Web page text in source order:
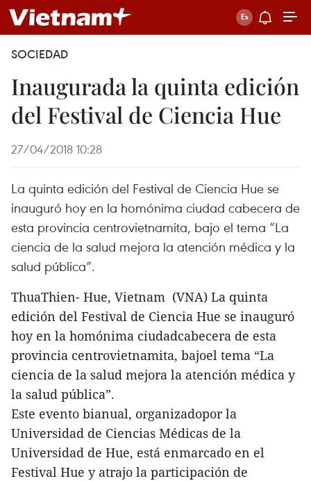
SOCIEDAD
Inaugurada la quinta edición
del Festival de Ciencia Hue
27/04/2018 10:28
La quinta edición del Festival de Ciencia Hue se
inauguró hoy en la homónima ciudad cabecera de
esta provincia centrovietnamita, bajo el tema “La
ciencia de la salud mejora la atención médica y la
salud pública”.
ThuaThien- Hue, Vietnam (VNA) La quinta
edición del Festival de Ciencia Hue se inauguró
hoy en la homónima ciudadcabecera de esta
provincia centrovietnamita, bajoel tema “La
ciencia de la salud mejora la atención médica y
la salud pública”.
Este evento bianual, organizadopor la
Universidad de Ciencias Médicas de la
Universidad de Hue, está enmarcado en el
Festival Hue y atrajo la participación de